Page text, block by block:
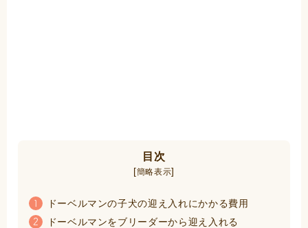
目次
[簡略表示]
1 ドーベルマンの子犬の迎え入れにかかる費用
2 ドーベルマンをブリーダーから迎え入れる